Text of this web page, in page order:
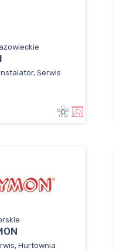
Serwis
Hurtownia